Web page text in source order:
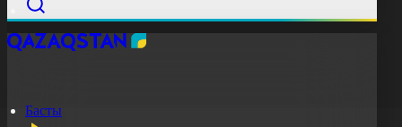
Басты